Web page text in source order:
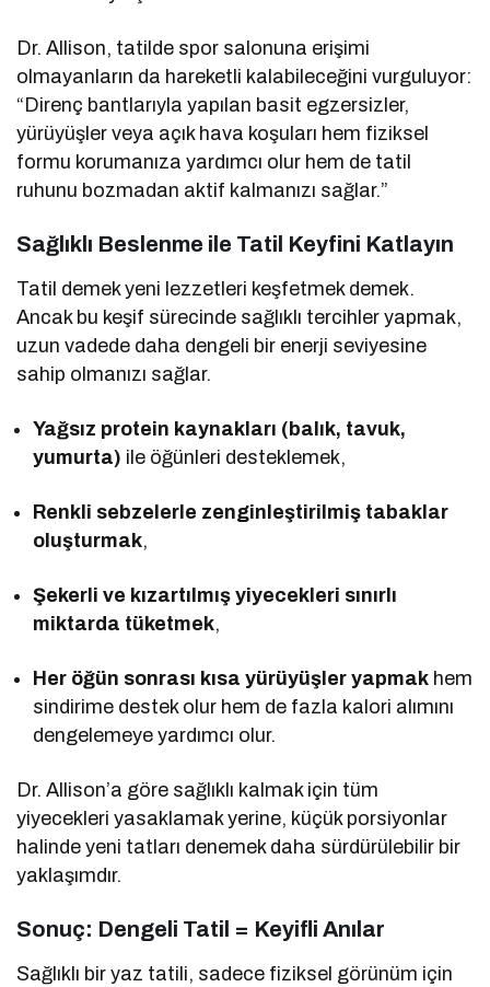
Dr. Allison, tatilde spor salonuna erişimi
olmayanların da hareketli kalabileceğini vurguluyor:
“Direnç bantlarıyla yapılan basit egzersizler,
yürüyüşler veya açık hava koşuları hem fiziksel
formu korumanıza yardımcı olur hem de tatil
ruhunu bozmadan aktif kalmanızı sağlar.”
Sağlıklı Beslenme ile Tatil Keyfini Katlayın
Tatil demek yeni lezzetleri keşfetmek demek.
Ancak bu keşif sürecinde sağlıklı tercihler yapmak,
uzun vadede daha dengeli bir enerji seviyesine
sahip olmanızı sağlar.
Yağsız protein kaynakları (balık, tavuk,
yumurta) ile öğünleri desteklemek,
Renkli sebzelerle zenginleştirilmiş tabaklar
oluşturmak,
Şekerli ve kızartılmış yiyecekleri sınırlı
miktarda tüketmek,
Her öğün sonrası kısa yürüyüşler yapmak hem
sindirime destek olur hem de fazla kalori alımını
dengelemeye yardımcı olur.
Dr. Allison’a göre sağlıklı kalmak için tüm
yiyecekleri yasaklamak yerine, küçük porsiyonlar
halinde yeni tatları denemek daha sürdürülebilir bir
yaklaşımdır.
Sonuç: Dengeli Tatil = Keyifli Anılar
Sağlıklı bir yaz tatili, sadece fiziksel görünüm için